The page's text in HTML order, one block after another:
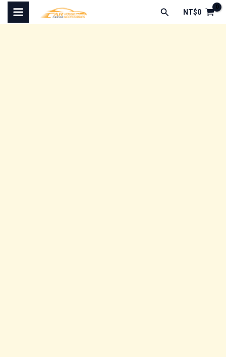
搜
尋
NT$0